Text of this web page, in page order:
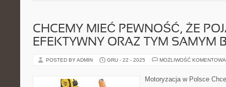
CHCEMY MIEĆ PEWNOŚĆ, ŻE
EFEKTYWNY ORAZ TYM SAMYM
POSTED BY ADMIN GRU - 22 - 2025 MOŻLIWOŚĆ
Motoryzacja w Polsce